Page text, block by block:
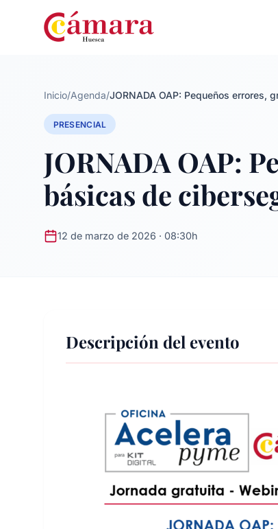
Inicio/Agenda/JORNADA OAP: Pequeños
PRESENCIAL
JORNADA OAP:
básicas de
12 de marzo de 2026 · 08:30h
Descripción del evento